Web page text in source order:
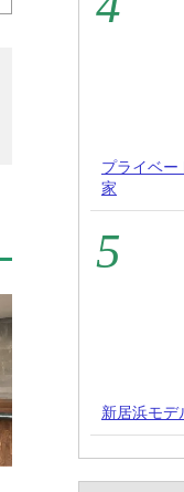
プライベー
家
新居浜モデ